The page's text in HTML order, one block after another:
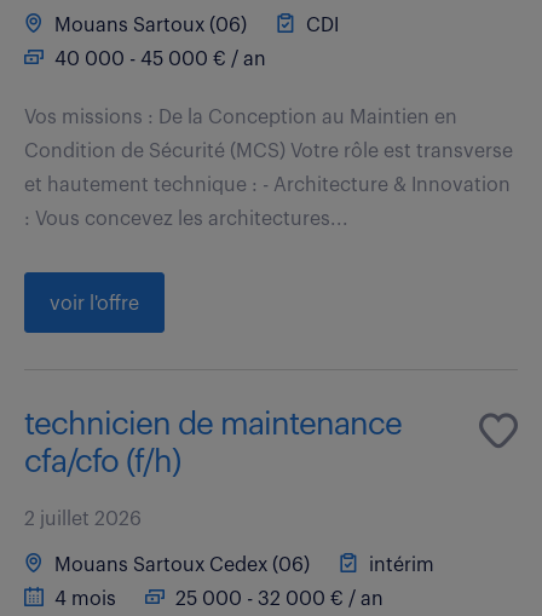
Mouans Sartoux (06)
CDI
40 000 - 45 000 € / an
Vos missions : De la Conception au Maintien en
Condition de Sécurité (MCS) Votre rôle est transverse
et hautement technique : - Architecture & Innovation
: Vous concevez les architectures...
voir l'offre
technicien de maintenance
cfa/cfo (f/h)
2 juillet 2026
Mouans Sartoux Cedex (06)
intérim
4 mois
25 000 - 32 000 € / an